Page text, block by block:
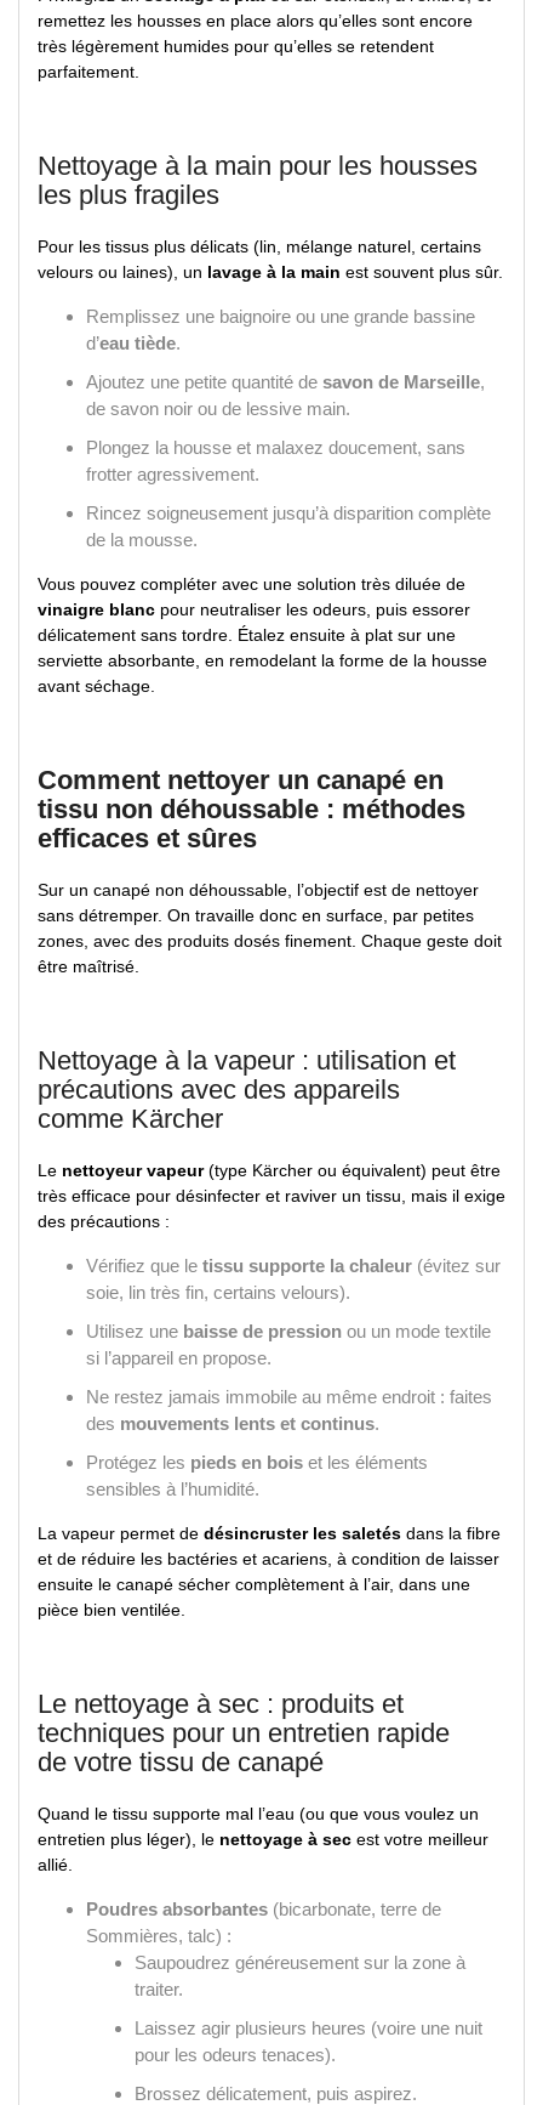
remettez les housses en place alors qu’elles sont encore
très légèrement humides pour qu’elles se retendent
parfaitement.
Nettoyage à la main pour les housses
les plus fragiles
Pour les tissus plus délicats (lin, mélange naturel, certains
velours ou laines), un lavage à la main est souvent plus sûr.
Remplissez une baignoire ou une grande bassine
d’eau tiède.
Ajoutez une petite quantité de savon de Marseille,
de savon noir ou de lessive main.
Plongez la housse et malaxez doucement, sans
frotter agressivement.
Rincez soigneusement jusqu’à disparition complète
de la mousse.
Vous pouvez compléter avec une solution très diluée de
vinaigre blanc pour neutraliser les odeurs, puis essorer
délicatement sans tordre. Étalez ensuite à plat sur une
serviette absorbante, en remodelant la forme de la housse
avant séchage.
Comment nettoyer un canapé en
tissu non déhoussable : méthodes
efficaces et sûres
Sur un canapé non déhoussable, l’objectif est de nettoyer
sans détremper. On travaille donc en surface, par petites
zones, avec des produits dosés finement. Chaque geste doit
être maîtrisé.
Nettoyage à la vapeur : utilisation et
précautions avec des appareils
comme Kärcher
Le nettoyeur vapeur(type Kärcher ou équivalent) peut être
très efficace pour désinfecter et raviver un tissu, mais il exige
des précautions :
Vérifiez que le tissu supporte la chaleur (évitez sur
soie, lin très fin, certains velours).
Utilisez une baisse de pression ou un mode textile
si l’appareil en propose.
Ne restez jamais immobile au même endroit : faites
des mouvements lents et continus.
Protégez les pieds en bois et les éléments
sensibles à l’humidité.
La vapeur permet de désincruster les saletés dans la fibre
et de réduire les bactéries et acariens, à condition de laisser
ensuite le canapé sécher complètement à l’air, dans une
pièce bien ventilée.
Le nettoyage à sec : produits et
techniques pour un entretien rapide
de votre tissu de canapé
Quand le tissu supporte mal l’eau (ou que vous voulez un
entretien plus léger), le nettoyage à sec est votre meilleur
allié.
Poudres absorbantes (bicarbonate, terre de
Sommières, talc) :
Saupoudrez généreusement sur la zone à
traiter.
Laissez agir plusieurs heures (voire une nuit
pour les odeurs tenaces).
Brossez délicatement, puis aspirez.